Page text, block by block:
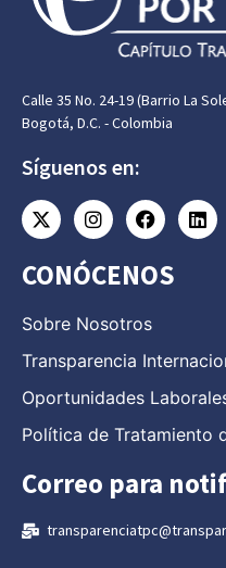
Calle 35 No. 24-19 (Barrio La
Bogotá, D.C. - Colombia
Síguenos en:
CONÓCENOS
Sobre Nosotros
Transparencia
Oportunidades
Política de Tratamiento
Correo para